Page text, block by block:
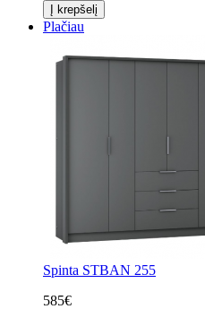
Į krepšelį
Plačiau
Spinta STBAN 255
585€